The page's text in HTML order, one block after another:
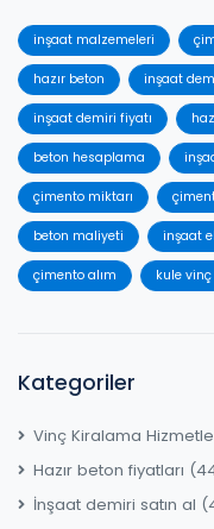
inşaat malzemeleri
hazır beton inşaat
inşaat demiri fiyatı
beton hesaplama
çimento miktarı
beton maliyeti inşaat
çimento alım kule
Kategoriler
Vinç Kiralama
Hazır beton fiyatları
İnşaat demiri satın al